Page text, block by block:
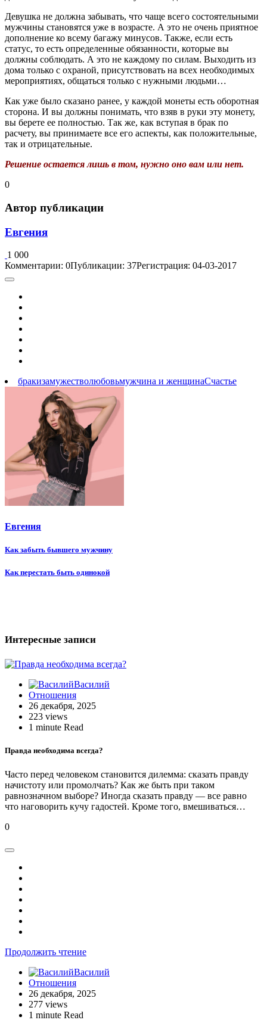
Девушка не должна забывать, что чаще всего состоятельными
мужчины становятся уже в возрасте. А это не очень приятное
дополнение ко всему багажу минусов. Также, если есть
статус, то есть определенные обязанности, которые вы
должны соблюдать. А это не каждому по силам. Выходить из
дома только с охраной, присутствовать на всех необходимых
мероприятиях, общаться только с нужными людьми…
Как уже было сказано ранее, у каждой монеты есть оборотная
сторона. И вы должны понимать, что взяв в руки эту монету,
вы берете ее полностью. Так же, как вступая в брак по
расчету, вы принимаете все его аспекты, как положительные,
так и отрицательные.
Решение остается лишь в том, нужно оно вам или нет.
0
Автор публикации
Евгения
1 000
Комментарии: 0Публикации: 37Регистрация: 04-03-2017
бракизамужестволюбовьмужчина и женщинаСчастье
Евгения
Навигация
по
Как забыть бывшего мужчину
Как перестать быть одинокой
Интересные записи
Василий
Отношения
26 декабря, 2025
223 views
1 minute Read
Правда необходима всегда?
Часто перед человеком становится дилемма: сказать правду
начистоту или промолчать? Как же быть при таком
равнозначном выборе? Иногда сказать правду — все равно
что наговорить кучу гадостей. Кроме того, вмешиваться…
0
Продолжить чтение
Василий
Отношения
26 декабря, 2025
277 views
1 minute Read